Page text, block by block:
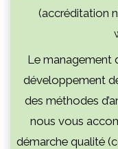
(accréditation
Le management
développement
des méthodes
nous vous
démarche qualité